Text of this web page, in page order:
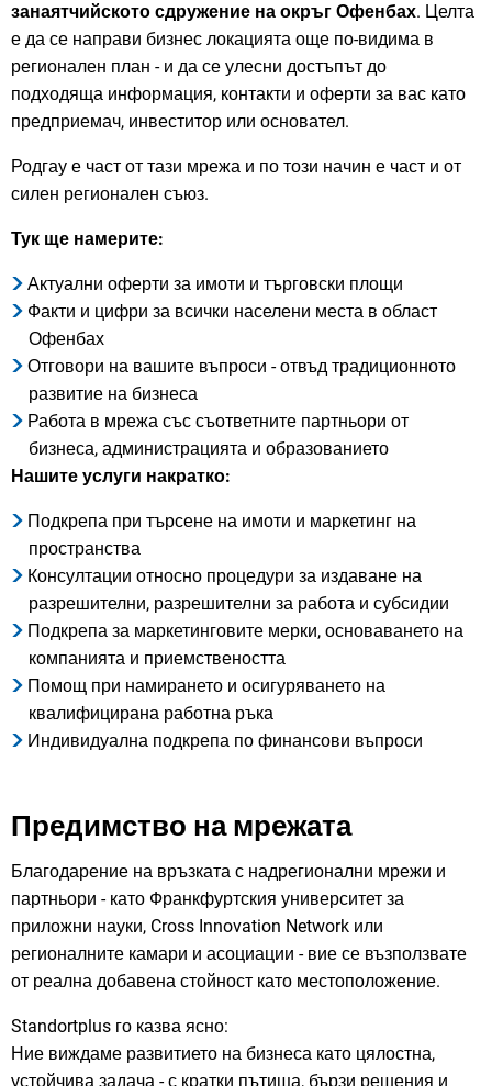
занаятчийското сдружение на окръг Офенбах. Целта
е да се направи бизнес локацията още по-видима в
регионален план - и да се улесни достъпът до
подходяща информация, контакти и оферти за вас като
предприемач, инвеститор или основател.
Родгау е част от тази мрежа и по този начин е част и от
силен регионален съюз.
Тук ще намерите:
Актуални оферти за имоти и търговски площи
Факти и цифри за всички населени места в област
Офенбах
Отговори на вашите въпроси - отвъд традиционното
развитие на бизнеса
Работа в мрежа със съответните партньори от
бизнеса, администрацията и образованието
Нашите услуги накратко:
Подкрепа при търсене на имоти и маркетинг на
пространства
Консултации относно процедури за издаване на
разрешителни, разрешителни за работа и субсидии
Подкрепа за маркетинговите мерки, основаването на
компанията и приемствеността
Помощ при намирането и осигуряването на
квалифицирана работна ръка
Индивидуална подкрепа по финансови въпроси
Предимство на мрежата
Благодарение на връзката с надрегионални мрежи и
партньори - като Франкфуртския университет за
приложни науки, Cross Innovation Network или
регионалните камари и асоциации - вие се възползвате
от реална добавена стойност като местоположение.
Standortplus го казва ясно:
Ние виждаме развитието на бизнеса като цялостна,
устойчива задача - с кратки пътища, бързи решения и